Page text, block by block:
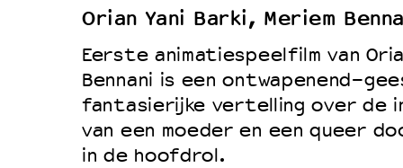
Duurzaamheid
Culturele boycot Israël
Ruimte voor artistieke vrijheid –
Orian Yani Barki, Meriem
Eerste animatiespeelfilm van
Bennani is een ontwapenend-
fantasierijke vertelling over de
van een moeder en een queer
in de hoofdrol.